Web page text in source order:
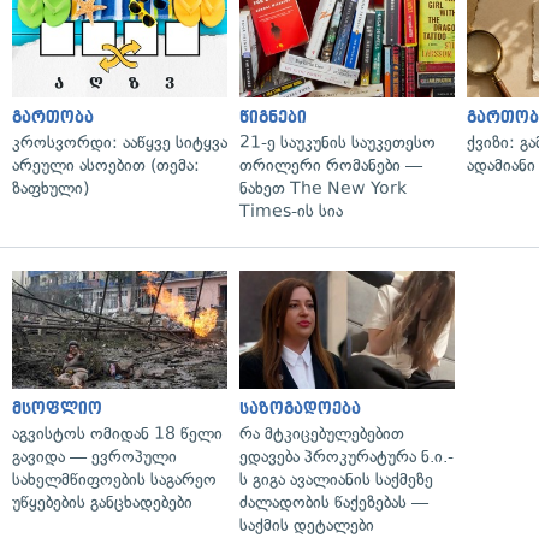
გართობა
კროსვორდი: ააწყვე სიტყვა
არეული ასოებით (თემა:
ზაფხული)
წიგნები
21-ე საუკუნის საუკეთესო
თრილერი რომანები —
ნახეთ The New York
Times-ის სია
ქვიზი:
მსოფლიო
აგვისტოს ომიდან 18 წელი
გავიდა — ევროპული
სახელმწიფოების საგარეო
უწყებების განცხადებები
საზოგადოება
რა მტკიცებულებებით
ედავება პროკურატურა ნ.ი.-
ს გიგა ავალიანის საქმეზე
ძალადობის წაქეზებას —
საქმის დეტალები